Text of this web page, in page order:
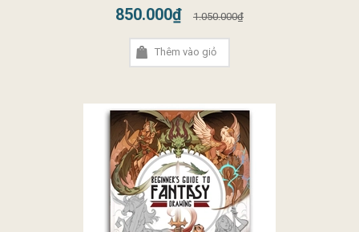
850.000₫ 1.050.000₫
Thêm vào giỏ